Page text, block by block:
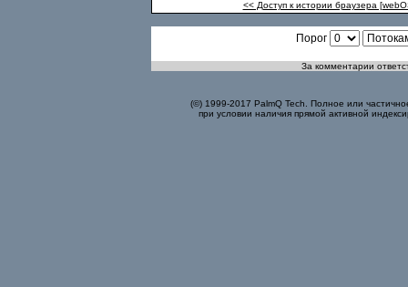
<< Доступ к истории браузера
Порог
За комментарии
(©) 1999-2017 PalmQ Tech. Полное или
при условии наличия прямой активной